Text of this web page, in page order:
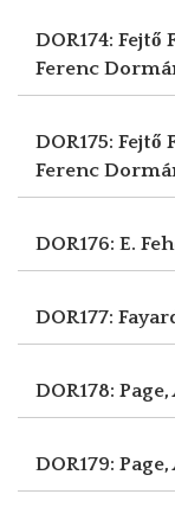
DOR174:
Ferenc
DOR175:
Ferenc
DOR176: E.
DOR177:
DOR178:
DOR179: